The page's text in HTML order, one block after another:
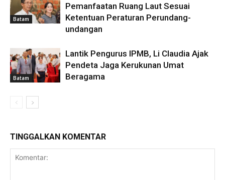
Batam
Pemanfaatan Ruang Laut Sesuai
Ketentuan Peraturan Perundang-
undangan
Batam
Lantik Pengurus IPMB, Li Claudia Ajak
Pendeta Jaga Kerukunan Umat
Beragama
TINGGALKAN KOMENTAR